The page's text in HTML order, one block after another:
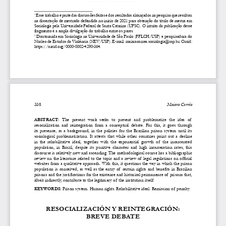
1 Esse trabalho é parte das discussões feitas e dos resultados alcançados na pesquisa que resultou
na dissertação de mestrado defendida no início de 2021 para obtenção do título de mestra em
Sociologia pela Universidade Federal de Santa Catarina (UFSC). O intuito da publicação desse
fragmento é a ampla divulgação do trabalho entre os pares.
2 Doutoranda em Sociologia na Universidade de São Paulo (FFLCH/USP) e pesquisadora do
Núcleo de Estudos da Violência (NEV/USP). E-mail: maiaracorrea.sociologia@usp.br. Orcid:
https://orcid.org/0000-0002-4290-364.
338
   Maiara Corrêa
ABSTRACT: The  present  work  seeks  to  present  and  problematize  the  idea  of
resocialization  and  reintegration  from  a  conceptual  debate.  For  this,  it  goes  through
its  presence,  as  a  background,  in  the  policies  for  the  Brazilian  prison  system  until  its
sociological  problematization.  It  attests  that  while  other  countries  point  out  a  decline
in  the  rehabilitative  ideal,  together  with  the  exponential  growth  of   the  incarcerated
population,  in  Brazil,  despite  its  punitive  character  and  high  incarceration  rates,  this
discourse is relatively new and ascending. The methodological course has a bibliographic
review on the literature related to the topic and a review of legal regulations on official
websites from a qualitative approach. With this, it questions the way in which the prison
population is conceived, as well as the entry of certain rights and benefits in Brazilian
prisons and the justifications for the existence and historical permanence of prisons that,
albeit indirectly, contribute to the legitimacy of  the institution itself.
KEYWORDS: Prison system. Human rights. Rehabilitative ideal. Remission of penalty.
RESOCIALIZACIÓN Y REINTEGRACIÓN:
BREVE DEBATE